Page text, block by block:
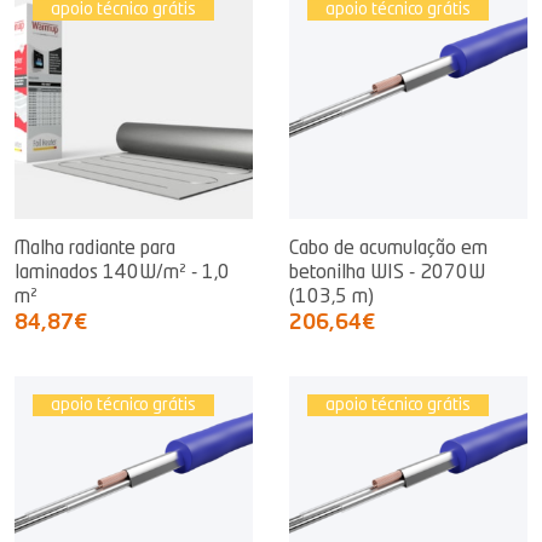
apoio técnico grátis
Malha radiante para
laminados 140W/m² - 1,0
m²
84,87€
apoio técnico grátis
Cabo de acumulação em
betonilha WIS - 2070W
(103,5 m)
206,64€
apoio técnico grátis apoio técnico grátis